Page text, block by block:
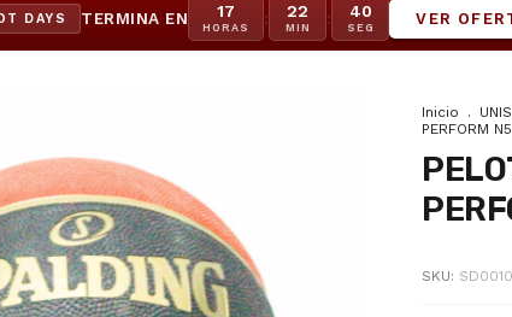
DAYS TERMINA EN 17
HORAS : 22
MIN : 39
SEG
VER
Inicio .
PERFORM N5
SKU: